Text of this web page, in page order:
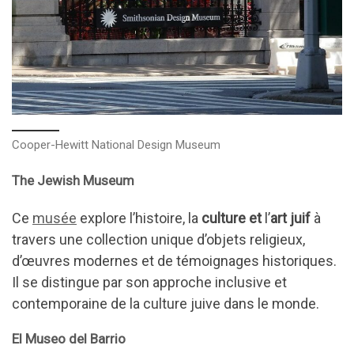
Cooper-Hewitt National Design Museum
The Jewish Museum
Ce musée explore l’histoire, la culture etl’art juif à
travers une collection unique d’objets religieux,
d’œuvres modernes et de témoignages historiques.
Il se distingue par son approche inclusive et
contemporaine de la culture juive dans le monde.
El Museo del Barrio